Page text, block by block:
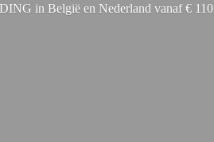
in België en Nederland vanaf € 110